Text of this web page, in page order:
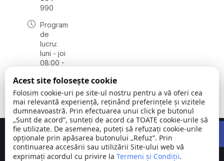
990
Program
de
lucru:
luni - joi
08:00 -
vineri
08:00 -
14:00
Comuna © Toate
Concept realizat deBig Media Relații Publice SRL
Acest site folosește cookie
Folosim cookie-uri pe site-ul nostru pentru a vă oferi cea
mai relevantă experiență, reținând preferințele și vizitele
dumneavoastră. Prin efectuarea unui click pe butonul
„Sunt de acord”, sunteți de acord ca TOATE cookie-urile să
fie utilizate. De asemenea, puteți să refuzați cookie-urile
opționale prin apăsarea butonului „Refuz”. Prin
continuarea accesării sau utilizării Site-ului web vă
exprimați acordul cu privire la Termeni și Condiții.